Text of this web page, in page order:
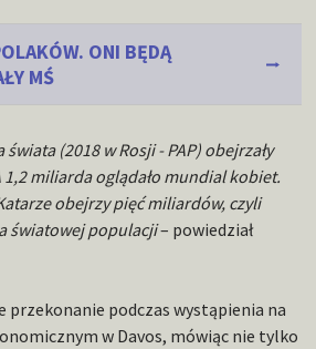
ONI BĘDĄ
MŚ
(2018 w Rosji - PAP) obejrzały
miliarda oglądało mundial kobiet.
obejrzy pięć miliardów, czyli
światowej populacji– powiedział
przekonanie podczas wystąpienia na
w Davos, mówiąc nie tylko